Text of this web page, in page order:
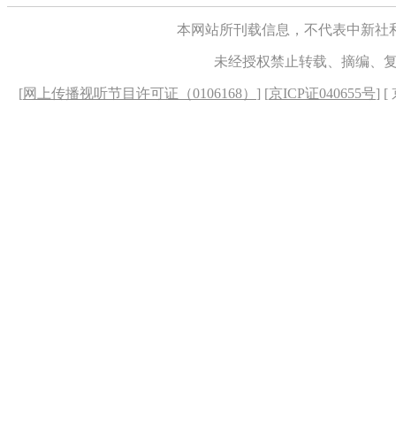
本网站所刊载信息，不代表中新
未经授权禁止转载、摘编、
[网上传播视听节目许可证（0106168） ] [京ICP证040655号] [